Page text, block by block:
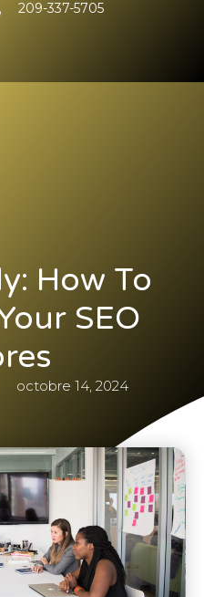
209-337-5705
How To
SEO
octobre 14, 2024